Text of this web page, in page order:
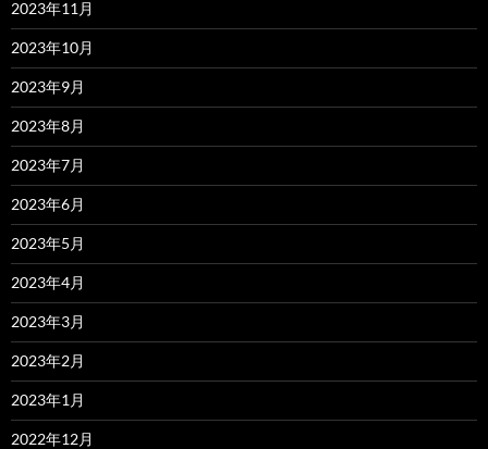
2023年11月
2023年10月
2023年9月
2023年8月
2023年7月
2023年6月
2023年5月
2023年4月
2023年3月
2023年2月
2023年1月
2022年12月